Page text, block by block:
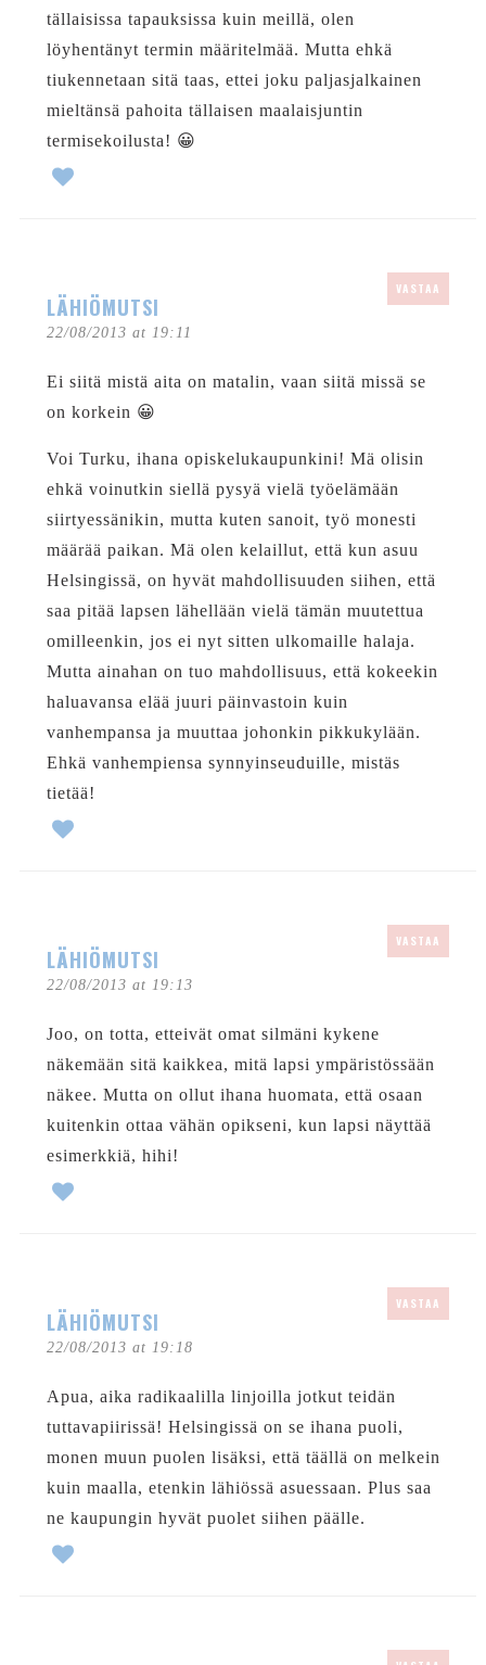
tällaisissa tapauksissa kuin meillä, olen
löyhentänyt termin määritelmää. Mutta ehkä
tiukennetaan sitä taas, ettei joku paljasjalkainen
mieltänsä pahoita tällaisen maalaisjuntin
termisekoilusta! 😀
LÄHIÖMUTSI
22/08/2013 at 19:11
VASTAA
Ei siitä mistä aita on matalin, vaan siitä missä se
on korkein 😀
Voi Turku, ihana opiskelukaupunkini! Mä olisin
ehkä voinutkin siellä pysyä vielä työelämään
siirtyessänikin, mutta kuten sanoit, työ monesti
määrää paikan. Mä olen kelaillut, että kun asuu
Helsingissä, on hyvät mahdollisuuden siihen, että
saa pitää lapsen lähellään vielä tämän muutettua
omilleenkin, jos ei nyt sitten ulkomaille halaja.
Mutta ainahan on tuo mahdollisuus, että kokeekin
haluavansa elää juuri päinvastoin kuin
vanhempansa ja muuttaa johonkin pikkukylään.
Ehkä vanhempiensa synnyinseuduille, mistäs
tietää!
LÄHIÖMUTSI
22/08/2013 at 19:13
VASTAA
Joo, on totta, etteivät omat silmäni kykene
näkemään sitä kaikkea, mitä lapsi ympäristössään
näkee. Mutta on ollut ihana huomata, että osaan
kuitenkin ottaa vähän opikseni, kun lapsi näyttää
esimerkkiä, hihi!
LÄHIÖMUTSI
22/08/2013 at 19:18
VASTAA
Apua, aika radikaalilla linjoilla jotkut teidän
tuttavapiirissä! Helsingissä on se ihana puoli,
monen muun puolen lisäksi, että täällä on melkein
kuin maalla, etenkin lähiössä asuessaan. Plus saa
ne kaupungin hyvät puolet siihen päälle.